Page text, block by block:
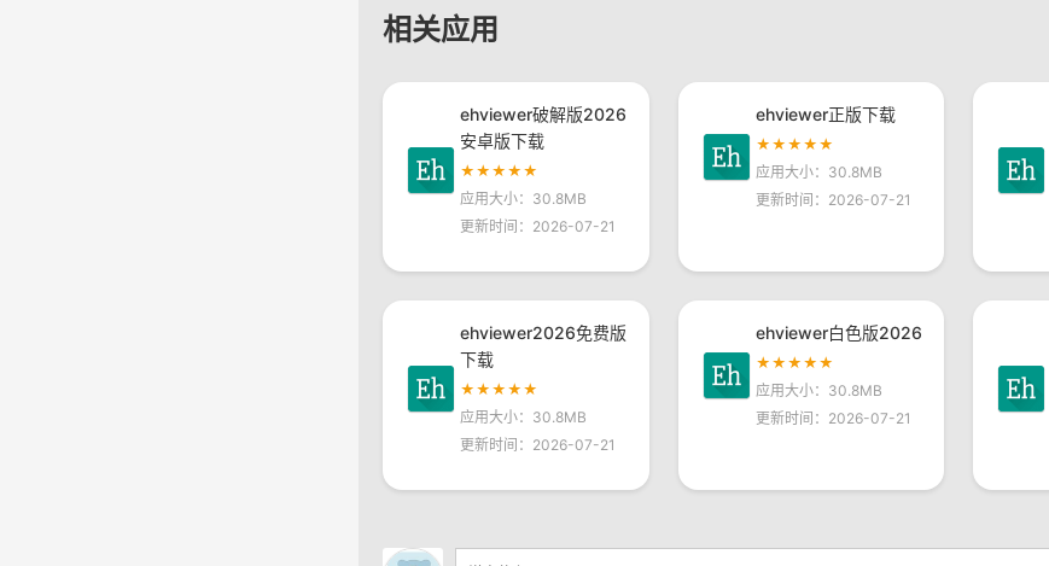
相关应用
ehviewer破解版2026
安卓版下载
★★★★★
应用大小：30.8MB
更新时间：2026-07-21
ehviewer正版下载
★★★★★
应用大小：30.8MB
更新时间：2026-07-21
ehviewer2026免费版
下载
★★★★★
应用大小：30.8MB
更新时间：2026-07-21
ehviewer白色版2026
★★★★★
应用大小：30.8MB
更新时间：2026-07-21